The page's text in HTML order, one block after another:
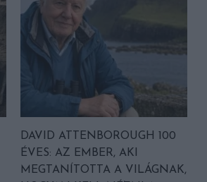
DAVID ATTENBOROUGH 100
ÉVES: AZ EMBER, AKI
MEGTANÍTOTTA A VILÁGNAK,